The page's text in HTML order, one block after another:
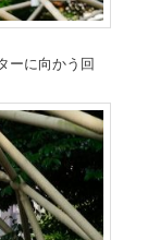
ーに向かう回